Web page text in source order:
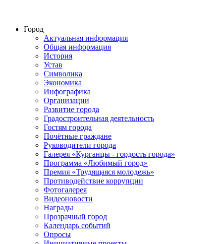
Город
Актуальная информация
Общая информация
История
Устав
Символика
Экономика
Инфографика
Организации
Развитие города
Градостроительная деятельность
Гостям города
Почётные граждане
Руководители города
Галерея «Курганцы - гордость города»
Программа «Любимый город»
Премия «Трудящаяся молодежь»
Противодействие коррупции
Фотогалерея
Видеоновости
Награды
Прозрачный город
Календарь событий
Опросы